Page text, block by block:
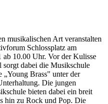
musikalischen Art veranstalten
Schlossplatz am
ab 10.00 Uhr. Vor der Kulisse
sorgt dabei die Musikschule
„Young Brass" unter der
Die jungen
bieten dabei ein breit
hin zu Rock und Pop. Die